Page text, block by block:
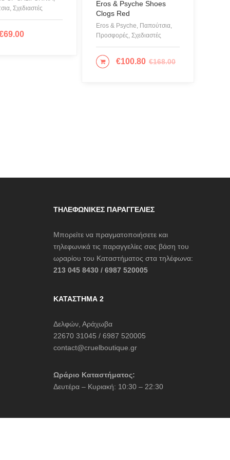
Σχεδιαστές
69.00
Eros & Psyche Shoes
Clogs Red
Eros & Psyche, Παπούτσια,
Προσφορές, Σχεδιαστές
€168.00
€100.80
ΕΠΙΛΟΓΉ
ΤΗΛΕΦΩΝΙΚΈΣ ΠΑΡΑΓΓΕΛΊΕΣ
Μπορείτε να πραγματοποιήσετε και
τηλεφωνικά τις παραγγελίες σας βάση του
ωραρίου του Καταστήματος στα τηλέφωνα:
213 045 8430 / 6987 520005
ΚΑΤΆΣΤΗΜΑ 2
Δελφών, Αράχωβα
22670 31045 / 6987 520005
contact@cruelboutique.gr
Ωράριο Καταστήματος:
Δευτέρα – Κυριακή: 10:30 – 22:30